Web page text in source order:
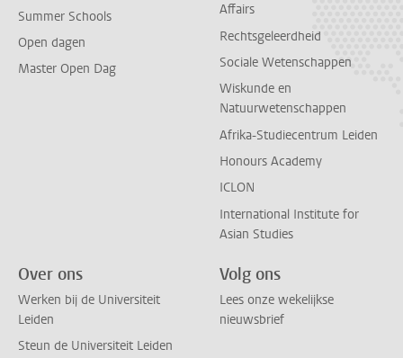
Summer Schools
Open dagen
Master Open Dag
Affairs
Rechtsgeleerdheid
Sociale Wetenschappen
Wiskunde en
Natuurwetenschappen
Afrika-Studiecentrum Leiden
Honours Academy
ICLON
International Institute for
Asian Studies
Over ons
Werken bij de Universiteit
Leiden
Steun de Universiteit Leiden
Volg ons
Lees onze wekelijkse
nieuwsbrief